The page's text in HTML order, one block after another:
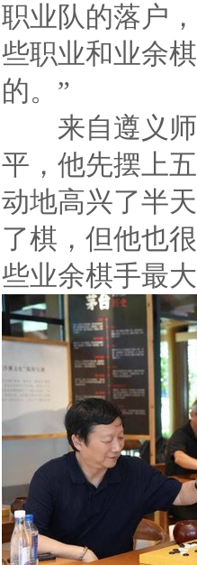
职业队的落户
些职业和业余
的。”
来自遵义师
平，他先摆上
动地高兴了半
了棋，但他也
些业余棋手最